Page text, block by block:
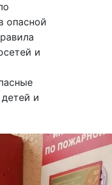
опасной
и
и